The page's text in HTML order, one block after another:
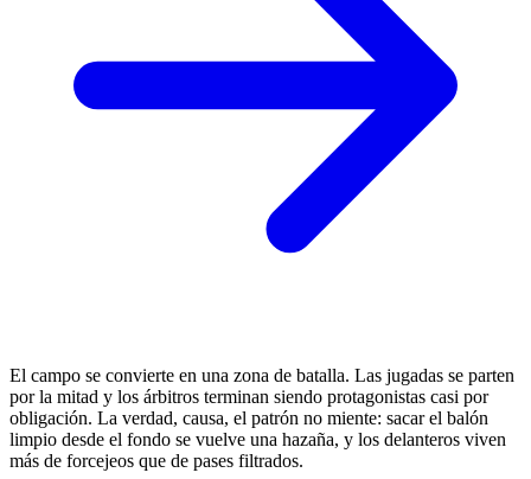
El campo se convierte en una zona de batalla. Las jugadas se parten
por la mitad y los árbitros terminan siendo protagonistas casi por
obligación. La verdad, causa, el patrón no miente: sacar el balón
limpio desde el fondo se vuelve una hazaña, y los delanteros viven
más de forcejeos que de pases filtrados.